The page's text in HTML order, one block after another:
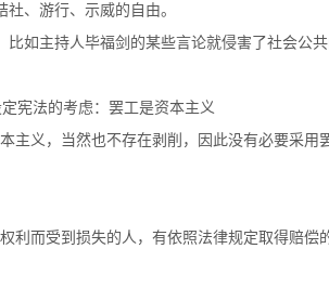
、游行、示威的自由。
如主持人毕福剑的某些言论就侵害了社会公
宪法的考虑：罢工是资本主义
义，当然也不存在剥削，因此没有必要采用
而受到损失的人，有依照法律规定取得赔偿